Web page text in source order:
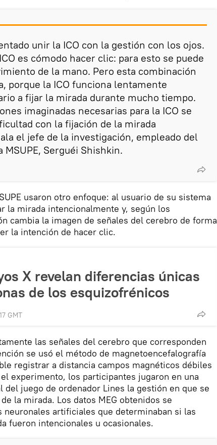
unir la ICO con la gestión con los ojos.
es cómodo hacer clic: para esto se puede
de la mano. Pero esta combinación
porque la ICO funciona lentamente
a fijar la mirada durante mucho tiempo.
imaginadas necesarias para la ICO se
con la fijación de la mirada
el jefe de la investigación, empleado del
MSUPE, Serguéi Shishkin.
usaron otro enfoque: al usuario de su sistema
la mirada intencionalmente y, según los
cambia la imagen de señales del cerebro de forma
la intención de hacer clic.
X revelan diferencias únicas
de los esquizofrénicos
GMT
las señales del cerebro que corresponden
se usó el método de magnetoencefalografía
registrar a distancia campos magnéticos débiles
experimento, los participantes jugaron en una
del juego de ordenador Lines la gestión en que se
la mirada. Los datos MEG obtenidos se
neuronales artificiales que determinaban si las
fueron intencionales u ocasionales.